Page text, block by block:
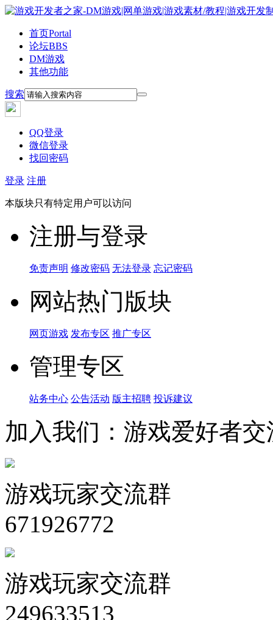
首页Portal
论坛BBS
DM游戏
其他功能
搜索
QQ登录
微信登录
找回密码
登录 注册
本版块只有特定用户可以访问
注册与登录
免责声明 修改密码 无法登录 忘记密码
网站热门版块
网页游戏 发布专区 推广专区
管理专区
站务中心 公告活动 版主招聘 投诉建议
加入我们：游戏爱好者交
游戏玩家交流群
671926772
游戏玩家交流群
249633513